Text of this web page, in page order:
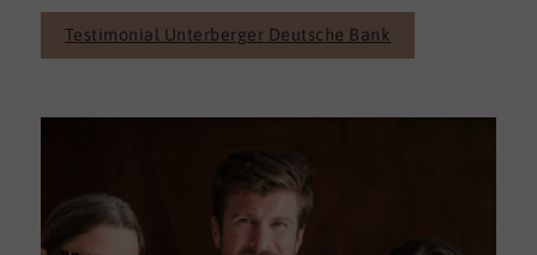
Testimonial Unterberger Deutsche Bank